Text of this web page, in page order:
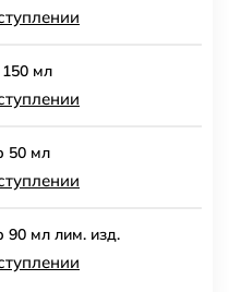
мл
50 мл
90 мл лим. изд.